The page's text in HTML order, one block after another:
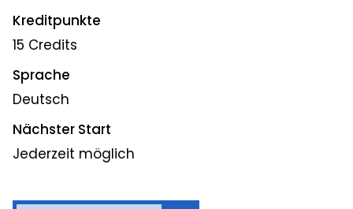
Kreditpunkte
15 Credits
Sprache
Deutsch
Nächster Start
Jederzeit möglich